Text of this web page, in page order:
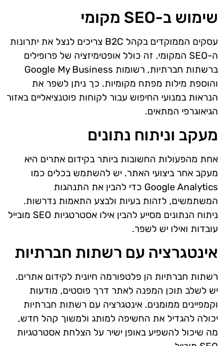
שימוש ב-SEO מקומי
עסקים הממוקדים בקהל B2C צריכים לנצל את יתרונות
ה-SEO המקומי. זה כולל אופטימיזציה של פרופילים
ברשתות חברתיות, רשומות Google My Business
והוספת מילות מפתח מקומיות. כך ניתן לשפר את
הנראות במנועי החיפוש עבור לקוחות פוטנציאליים באזור
הגיאוגרפי המתאים.
מעקב וניתוח נתונים
אחת מהפעולות החשובות ביותר בקידום אתרים היא
מעקב אחר ביצועי האתר. יש להשתמש בכלים כמו
Google Analytics כדי להבין את התנהגות
המשתמשים, לזהות בעיות ולבצע התאמות נדרשות.
ניתוח הנתונים מסייע להבין אילו אסטרטגיות SEO מובייל
עובדות ואילו יש לשפר.
אינטגרציה עם רשתות חברתיות
רשתות חברתיות הן פלטפורמה חיונית לקידום אתרים.
יש לשלב תוכן המפנה לאתר דרך פוסטים, מודעות
וקמפיינים ממומנים. אינטגרציה עם רשתות חברתיות
יכולה להגדיל את החשיפה למותג ולמשוך קהל חדש,
מה שיכול להשפיע באופן ישיר על הצלחת אסטרטגיות